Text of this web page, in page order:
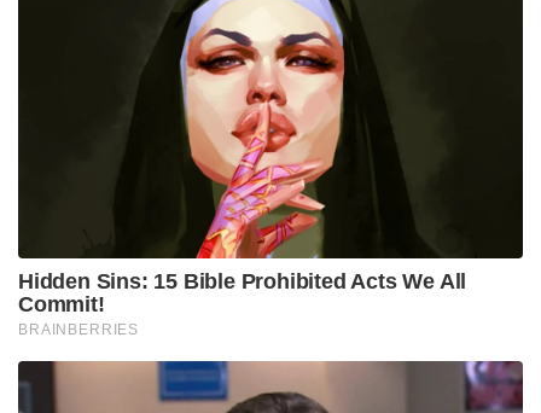
Hidden Sins: 15 Bible Prohibited Acts We All
Commit!
BRAINBERRIES